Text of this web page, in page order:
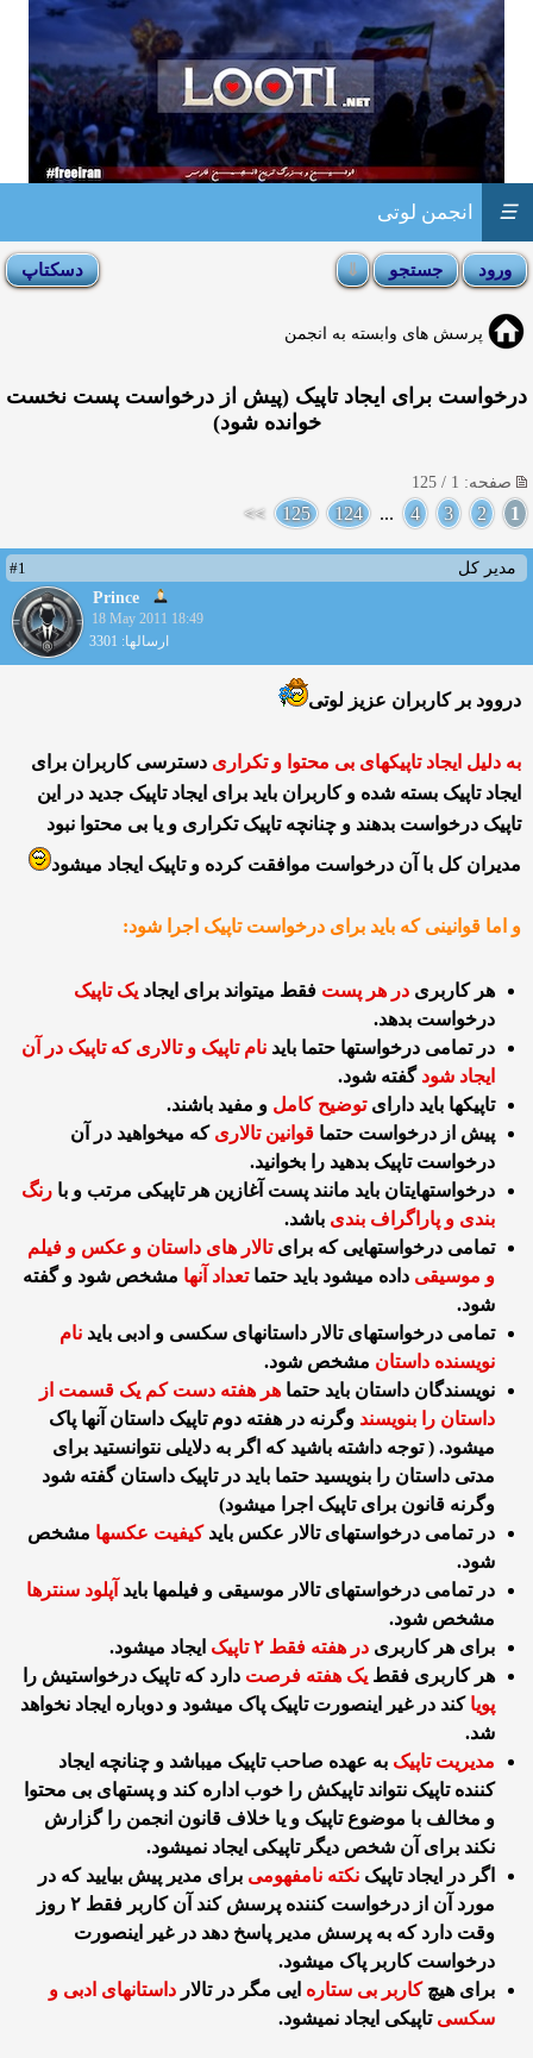
انجمن لوتی ☰
پرسش های وابسته به انجمن
درخواست برای ایجاد تاپیک (پیش از درخواست پست نخست
خوانده شود)
صفحه: 1 / 125
1
2
3
4
...
124
125
>>
مدیر کل
#1
Prince
18 May 2011 18:49
ارسالها: 3301
دروود بر کاربران عزیز لوتی
به دلیل ایجاد تاپیکهای بی محتوا و تکراری دسترسی کاربران برای
ایجاد تاپیک بسته شده و کاربران باید برای ایجاد تاپیک جدید در این
تاپیک درخواست بدهند و چنانچه تاپیک تکراری و یا بی محتوا نبود
مدیران کل با آن درخواست موافقت کرده و تاپیک ایجاد میشود
و اما قوانینی که باید برای درخواست تاپیک اجرا شود:
هر کاربری در هر پست فقط میتواند برای ایجاد یک تاپیک
درخواست بدهد.
در تمامی درخواستها حتما باید نام تاپیک و تالاری که تاپیک در آن
ایجاد شود گفته شود.
تاپیکها باید دارایتوضیح کامل و مفید باشند.
پیش از درخواست حتما قوانین تالاری که میخواهید در آن
درخواست تاپیک بدهید را بخوانید.
درخواستهایتان باید مانند پست آغازین هر تاپیکی مرتب و با رنگ
بندی و پاراگراف بندی باشد.
تمامی درخواستهایی که برایتالار های داستان و عکس و فیلم
و موسیقی داده میشود باید حتماتعداد آنها مشخص شود و گفته
شود.
تمامی درخواستهای تالار داستانهای سکسی و ادبی باید نام
نویسنده داستان مشخص شود.
نویسندگان داستان باید حتما هر هفته دست کم یک قسمت از
داستان را بنویسند وگرنه در هفته دوم تاپیک داستان آنها پاک
میشود. ( توجه داشته باشید که اگر به دلایلی نتوانستید برای
مدتی داستان را بنویسید حتما باید در تاپیک داستان گفته شود
وگرنه قانون برای تاپیک اجرا میشود)
در تمامی درخواستهای تالار عکس بایدکیفیت عکسها مشخص
شود.
در تمامی درخواستهای تالار موسیقی و فیلمها باید آپلود سنترها
مشخص شود.
برای هر کاربری در هفته فقط ۲ تاپیک
ایجاد میشود.
هر کاربری فقط یک هفته فرصت دارد که تاپیک درخواستیش را
پویا کند در غیر اینصورت تاپیک پاک میشود و دوباره ایجاد نخواهد
شد.
مدیریت تاپیک به عهده صاحب تاپیک میباشد و چنانچه ایجاد
کننده تاپیک نتواند تاپیکش را خوب اداره کند و پستهای بی محتوا
و مخالف با موضوع تاپیک و یا خلاف قانون انجمن را گزارش
نکند برای آن شخص دیگر تاپیکی ایجاد نمیشود.
اگر در ایجاد تاپیک نکته نامفهومی برای مدیر پیش بیایید که در
مورد آن از درخواست کننده پرسش کند آن کاربر فقط ۲ روز
وقت دارد که به پرسش مدیر پاسخ دهد در غیر اینصورت
درخواست کاربر پاک میشود.
برای هیچکاربر بی ستاره ایی مگر در تالار داستانهای ادبی و
سکسی تاپیکی ایجاد نمیشود.